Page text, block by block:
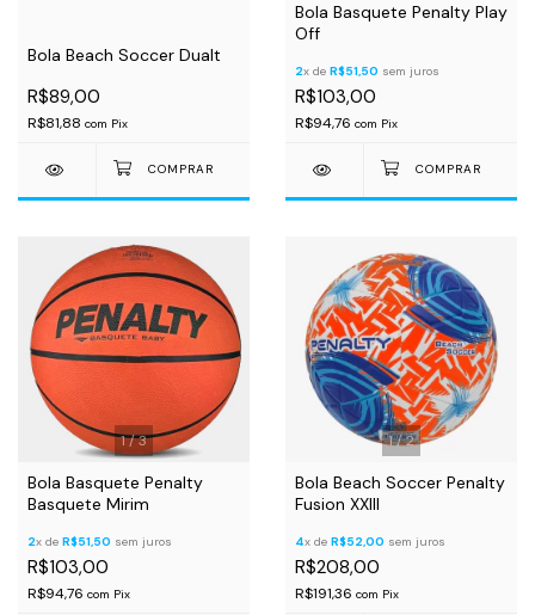
Bola Beach Soccer Dualt
R$89,00
R$81,88 com Pix
Bola Basquete Penalty Play
Off
2x de R$51,50 sem juros
R$103,00
R$94,76 com Pix
1/3
Bola Basquete Penalty
Basquete Mirim
2x de R$51,50 sem juros
R$103,00
R$94,76 com Pix
1/2
Bola Beach Soccer Penalty
Fusion XXIII
4x de R$52,00 sem juros
R$208,00
R$191,36 com Pix